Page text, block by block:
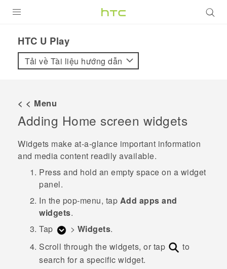
VIVE
VIVERSE
ỨNG DỤNG
HỖ TRỢ
HTC U Play‎
Tải về Tài liệu hướng dẫn
< < Menu
Adding Home screen widgets
Widgets make at-a-glance important information
and media content readily available.
Press and hold an empty space on a widget
panel.
In the pop-menu, tap Add apps and
widgets.
Tap
> Widgets.
Scroll through the widgets, or tap
to
search for a specific widget.